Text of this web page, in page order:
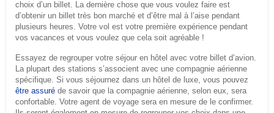
choix d’un billet. La dernière chose que vous voulez faire est
d’obtenir un billet très bon marché et d’être mal à l’aise pendant
plusieurs heures. Votre vol est votre première expérience pendant
vos vacances et vous voulez que cela soit agréable !
Essayez de regrouper votre séjour en hôtel avec votre billet d’avion.
La plupart des stations s’associent avec une compagnie aérienne
spécifique. Si vous séjournez dans un hôtel de luxe, vous pouvez
être assuréde savoir que la compagnie aérienne, selon eux, sera
confortable. Votre agent de voyage sera en mesure de le confirmer.